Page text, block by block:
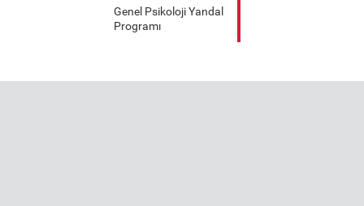
Genel Psikoloji Yandal
Programı